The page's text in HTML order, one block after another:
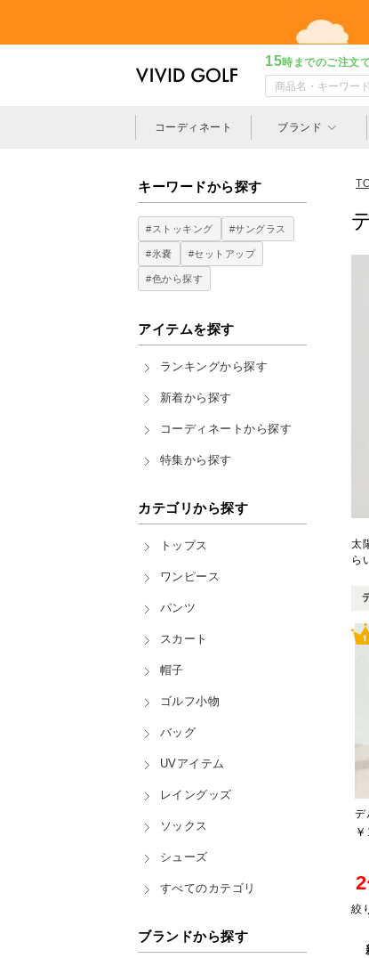
15時までのご注文
コーディネート ブランド
キーワードから探す
#ストッキング #サングラス
#氷嚢 #セットアップ
#色から探す
アイテムを探す
ランキングから探す
新着から探す
コーディネートから探す
特集から探す
カテゴリから探す
トップス
ワンピース
パンツ
スカート
帽子
ゴルフ小物
バッグ
UVアイテム
レイングッズ
ソックス
シューズ
すべてのカテゴリ
ブランドから探す
太
ら
絞